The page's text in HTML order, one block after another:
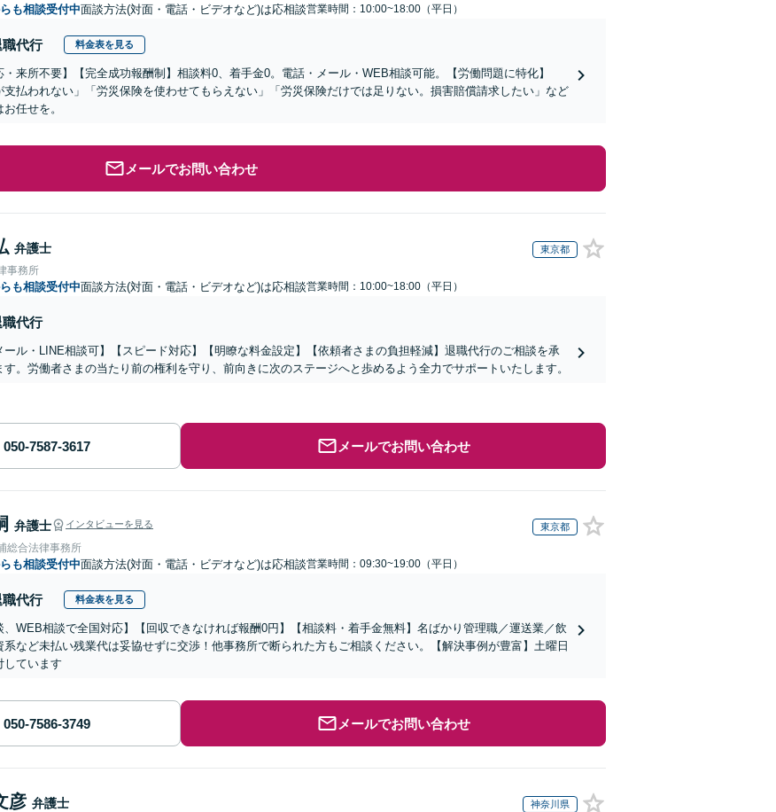
も相談受付中面談方法(対面・電話・ビデオなど)は応相談営業時間：10:00~18:00（平日）
職代行 料金表を見る
・来所不要】【完全成功報酬制】相談料0、着手金0。電話・メール・WEB相談可能。【労働問題に特化】
支払われない」「労災保険を使わせてもらえない」「労災保険だけでは足りない。損害賠償請求したい」など
任せを。
メールでお問い合わせ
弁護士 東京都
事務所
も相談受付中面談方法(対面・電話・ビデオなど)は応相談営業時間：10:00~18:00（平日）
職代行
ール・LINE相談可】【スピード対応】【明瞭な料金設定】【依頼者さまの負担軽減】退職代行のご相談を承
す。労働者さまの当たり前の権利を守り、前向きに次のステージへと歩めるよう全力でサポートいたします。
メールでお問い合わせ
弁護士 インタビューを見る 東京都
総合法律事務所
も相談受付中面談方法(対面・電話・ビデオなど)は応相談営業時間：09:30~19:00（平日）
職代行 料金表を見る
、WEB相談で全国対応】【回収できなければ報酬0円】【相談料・着手金無料】名ばかり管理職／運送業／飲
系など未払い残業代は妥協せずに交渉！他事務所で断られた方もご相談ください。【解決事例が豊富】土曜日
しています
メールでお問い合わせ
彦 弁護士 神奈川県